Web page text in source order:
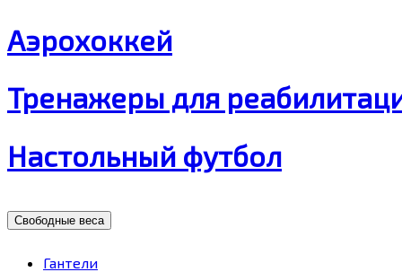
Аэрохоккей
Тренажеры для
Настольный футбол
Свободные веса
Гантели